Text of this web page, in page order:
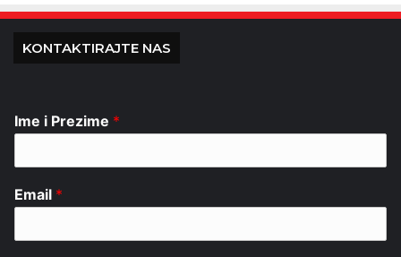
KONTAKTIRAJTE NAS
Ime i Prezime *
Email *